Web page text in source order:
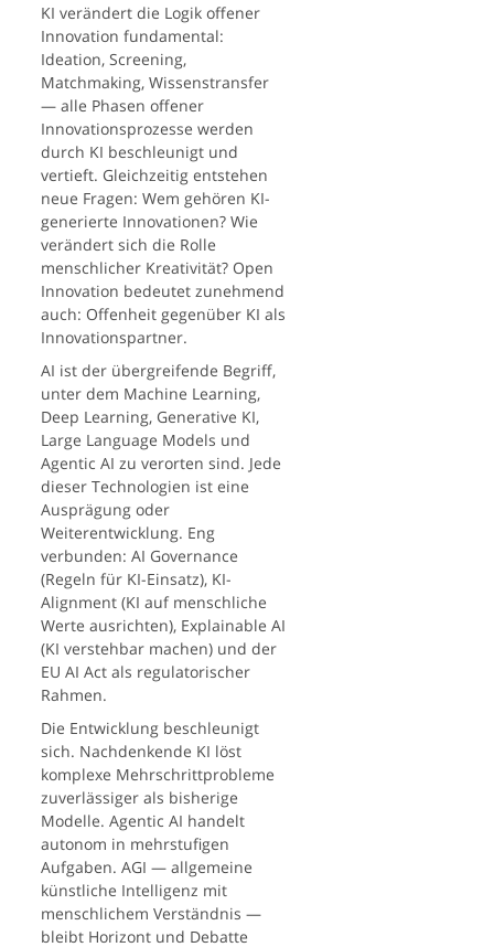
KI verändert die Logik offener
Innovation fundamental:
Ideation, Screening,
Matchmaking, Wissenstransfer
— alle Phasen offener
Innovationsprozesse werden
durch KI beschleunigt und
vertieft. Gleichzeitig entstehen
neue Fragen: Wem gehören KI-
generierte Innovationen? Wie
verändert sich die Rolle
menschlicher Kreativität? Open
Innovation bedeutet zunehmend
auch: Offenheit gegenüber KI als
Innovationspartner.
AI ist der übergreifende Begriff,
unter dem Machine Learning,
Deep Learning, Generative KI,
Large Language Models und
Agentic AI zu verorten sind. Jede
dieser Technologien ist eine
Ausprägung oder
Weiterentwicklung. Eng
verbunden: AI Governance
(Regeln für KI-Einsatz), KI-
Alignment (KI auf menschliche
Werte ausrichten), Explainable AI
(KI verstehbar machen) und der
EU AI Act als regulatorischer
Rahmen.
Die Entwicklung beschleunigt
sich. Nachdenkende KI löst
komplexe Mehrschrittprobleme
zuverlässiger als bisherige
Modelle. Agentic AI handelt
autonom in mehrstufigen
Aufgaben. AGI — allgemeine
künstliche Intelligenz mit
menschlichem Verständnis —
bleibt Horizont und Debatte